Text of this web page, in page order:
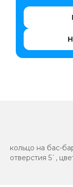
кольцо на бас-
отверстия 5`,